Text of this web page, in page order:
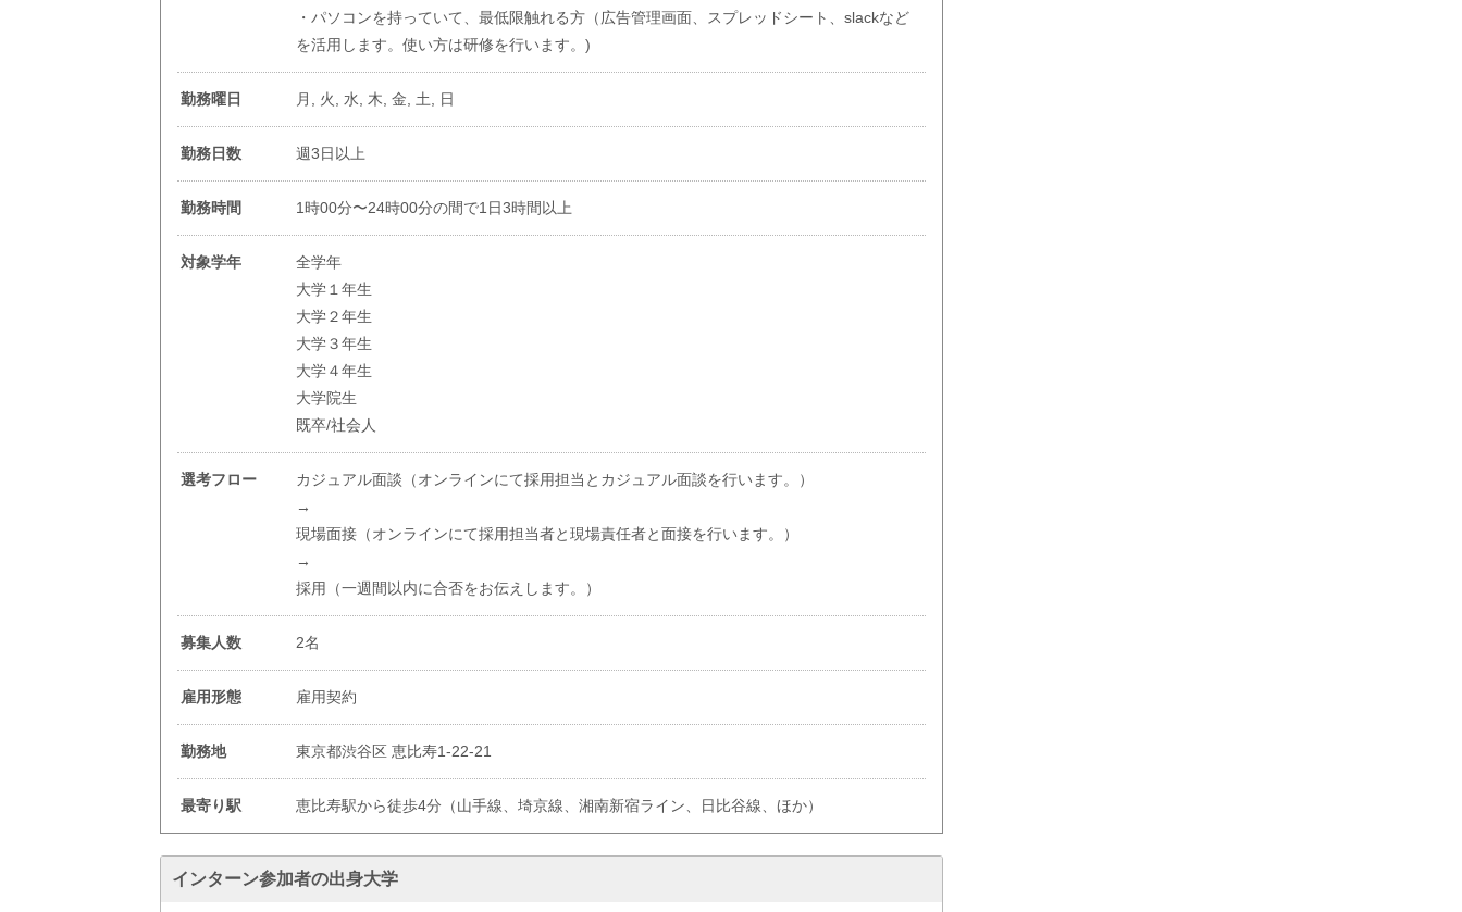
・パソコンを持っていて、最低限触れる方（広告管理画面、スプレッドシート、slackなど
を活用します。使い方は研修を行います。)
勤務曜日 月, 火, 水, 木, 金, 土, 日
勤務日数 週3日以上
勤務時間 1時00分〜24時00分の間で1日3時間以上
対象学年
全学年
大学１年生
大学２年生
大学３年生
大学４年生
大学院生
既卒/社会人
選考フロー
カジュアル面談（オンラインにて採用担当とカジュアル面談を行います。）
→
現場面接（オンラインにて採用担当者と現場責任者と面接を行います。）
→
採用（一週間以内に合否をお伝えします。）
募集人数 2名
雇用形態 雇用契約
勤務地 東京都渋谷区 恵比寿1-22-21
最寄り駅 恵比寿駅から徒歩4分（山手線、埼京線、湘南新宿ライン、日比谷線、ほか）
インターン参加者の出身大学